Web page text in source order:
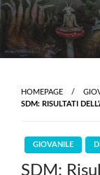
HOMEPAGE
SDM: RISULTATI
GIOVANILE
SDM: